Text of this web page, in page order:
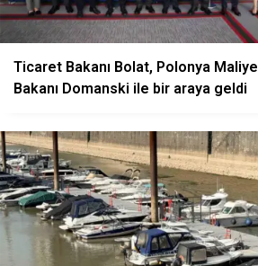
Ticaret Bakanı Bolat, Polonya Maliye
Bakanı Domanski ile bir araya geldi